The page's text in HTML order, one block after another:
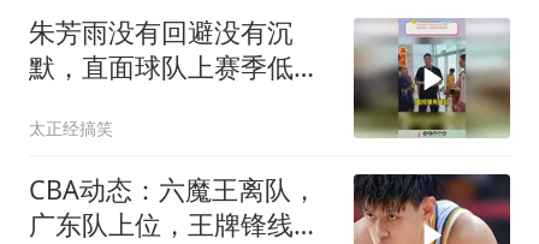
朱芳雨没有回避没有沉
默，直面球队上赛季低迷
太正经搞笑
CBA动态：六魔王离队，
广东队上位，王牌锋线回